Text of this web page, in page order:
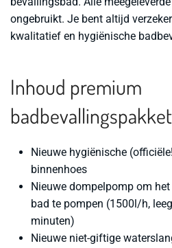
ongebruikt. Je bent altijd
kwalitatief en hygiënische
Inhoud premium
badbevallingspakket
Nieuwe hygiënische
binnenhoes
Nieuwe dompelpomp om
bad te pompen (1500l/h,
minuten)
Nieuwe niet-giftige